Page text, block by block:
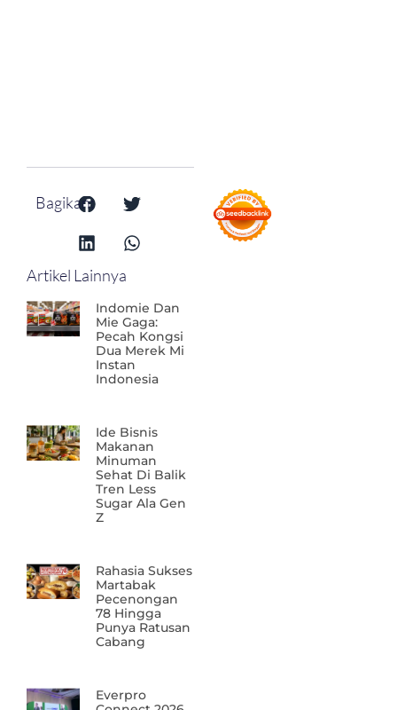
Bagikan:
Artikel Lainnya
Indomie Dan
Mie Gaga:
Pecah Kongsi
Dua Merek Mi
Instan
Indonesia
Ide Bisnis
Makanan
Minuman
Sehat Di Balik
Tren Less
Sugar Ala Gen
Z
Rahasia Sukses
Martabak
Pecenongan
78 Hingga
Punya Ratusan
Cabang
Everpro